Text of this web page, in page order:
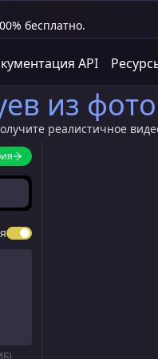
бесплатно.
API
из
реалистичное